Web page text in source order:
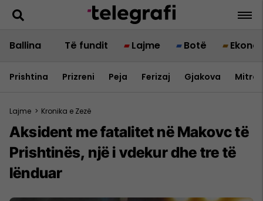
Ballina Të fundit Lajme Botë
Prishtina Prizreni Peja Ferizaj Gjakova
Lajme > Kronika e Zezë
Aksident me fatalitet në Makovc të
Prishtinës, një i vdekur dhe tre të
lënduar